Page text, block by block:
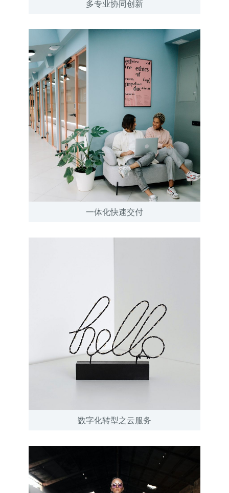
多专业协同创新
一体化快速交付
数字化转型之云服务